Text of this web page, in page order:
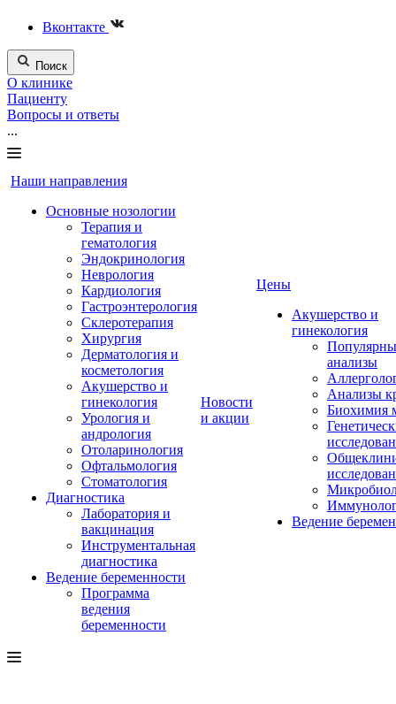
Вконтакте
Поиск
О клинике
Пациенту
Вопросы и ответы
...
Наши направления
Основные нозологии
Терапия и
гематология
Эндокринология
Неврология
Кардиология
Гастроэнтерология
Склеротерапия
Хирургия
Дерматология и
косметология
Акушерство и
гинекология
Урология и
андрология
Отоларинология
Офтальмология
Стоматология
Диагностика
Лаборатория и
вакцинация
Инструментальная
диагностика
Ведение беременности
Программа
ведения
беременности
Новости
и акции
Цены
Акушерство и
гинекология
анализы
Анализы
Биохимия
Ведение